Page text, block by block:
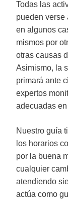
Todas las
pueden verse
en algunos
mismos por
otras causas
Asimismo, la
primará ante
expertos
adecuadas
Nuestro guía
los horarios
por la buena
cualquier
atendiendo
actúa como